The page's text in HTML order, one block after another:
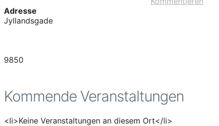
Adresse
Jyllandsgade
9850
Kommende Veranstaltungen
<li>Keine Veranstaltungen an diesem Ort</li>